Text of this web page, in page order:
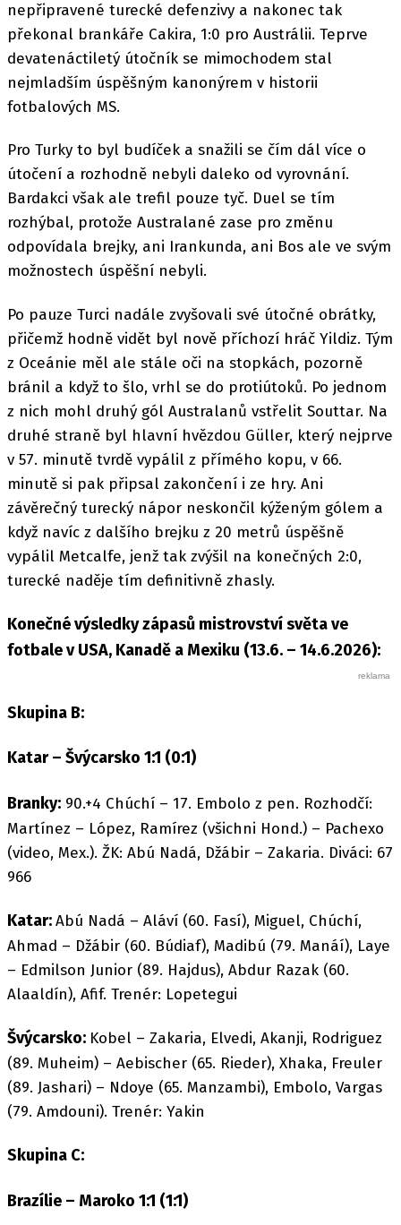
nepřipravené turecké defenzivy a nakonec tak
překonal brankáře Cakira, 1:0 pro Austrálii. Teprve
devatenáctiletý útočník se mimochodem stal
nejmladším úspěšným kanonýrem v historii
fotbalových MS.
Pro Turky to byl budíček a snažili se čím dál více o
útočení a rozhodně nebyli daleko od vyrovnání.
Bardakci však ale trefil pouze tyč. Duel se tím
rozhýbal, protože Australané zase pro změnu
odpovídala brejky, ani Irankunda, ani Bos ale ve svým
možnostech úspěšní nebyli.
Po pauze Turci nadále zvyšovali své útočné obrátky,
přičemž hodně vidět byl nově příchozí hráč Yildiz. Tým
z Oceánie měl ale stále oči na stopkách, pozorně
bránil a když to šlo, vrhl se do protiútoků. Po jednom
z nich mohl druhý gól Australanů vstřelit Souttar. Na
druhé straně byl hlavní hvězdou Güller, který nejprve
v 57. minutě tvrdě vypálil z přímého kopu, v 66.
minutě si pak připsal zakončení i ze hry. Ani
závěrečný turecký nápor neskončil kýženým gólem a
když navíc z dalšího brejku z 20 metrů úspěšně
vypálil Metcalfe, jenž tak zvýšil na konečných 2:0,
turecké naděje tím definitivně zhasly.
Konečné výsledky zápasů mistrovství světa ve
fotbale v USA, Kanadě a Mexiku (13.6. – 14.6.2026):
Skupina B:
Katar – Švýcarsko 1:1 (0:1)
Branky: 90.+4 Chúchí – 17. Embolo z pen. Rozhodčí:
Martínez – López, Ramírez (všichni Hond.) – Pachexo
(video, Mex.). ŽK: Abú Nadá, Džábir – Zakaria. Diváci: 67
966
Katar:Abú Nadá – Aláví (60. Fasí), Miguel, Chúchí,
Ahmad – Džábir (60. Búdiaf), Madibú (79. Manáí), Laye
– Edmilson Junior (89. Hajdus), Abdur Razak (60.
Alaaldín), Afif. Trenér: Lopetegui
Švýcarsko: Kobel – Zakaria, Elvedi, Akanji, Rodriguez
(89. Muheim) – Aebischer (65. Rieder), Xhaka, Freuler
(89. Jashari) – Ndoye (65. Manzambi), Embolo, Vargas
(79. Amdouni). Trenér: Yakin
Skupina C:
Brazílie – Maroko 1:1 (1:1)